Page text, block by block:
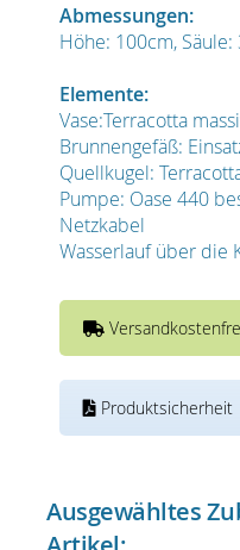
Abmessungen:
Höhe: 100cm,
Elemente:
Vase:Terracotta
Brunnengefäß:
Quellkugel:
Pumpe: Oase 440
Netzkabel
Wasserlauf über die
Produktsicherheit
Ausgewähltes